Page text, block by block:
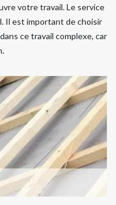
votre travail. Le service
Il est important de choisir
ce travail complexe, car